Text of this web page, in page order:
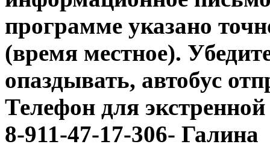
программе указано
(время местное).
опаздывать, автобус
Телефон для
8-911-47-17-306- Галина